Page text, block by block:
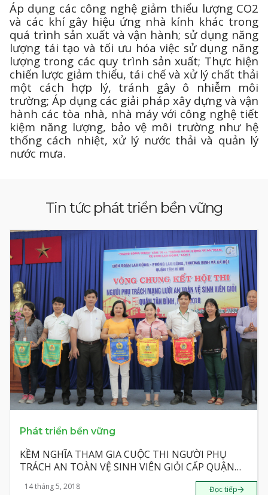
Áp dụng các công nghệ giảm thiểu lượng CO2
và các khí gây hiệu ứng nhà kính khác trong
quá trình sản xuất và vận hành; sử dụng năng
lượng tái tạo và tối ưu hóa việc sử dụng năng
lượng trong các quy trình sản xuất; Thực hiện
chiến lược giảm thiểu, tái chế và xử lý chất thải
một cách hợp lý, tránh gây ô nhiễm môi
trường; Áp dụng các giải pháp xây dựng và vận
hành các tòa nhà, nhà máy với công nghệ tiết
kiệm năng lượng, bảo vệ môi trường như hệ
thống cách nhiệt, xử lý nước thải và quản lý
nước mưa.
Tin tức phát triển bền vững
Phát triển bền vững
KỀM NGHĨA THAM GIA CUỘC THI NGƯỜI PHỤ
TRÁCH AN TOÀN VỆ SINH VIÊN GIỎI CẤP QUẬN
NĂM 2018
14 tháng 5, 2018 Đọc tiếp